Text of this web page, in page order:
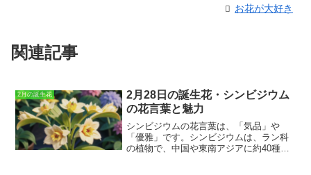
お花が大好き
関連記事
2月の誕生花
2月28日の誕生花・シンビジウム
の花言葉と魅力
シンビジウムの花言葉は、「気品」や
「優雅」です。シンビジウムは、ラン科
の植物で、中国や東南アジアに約40種が